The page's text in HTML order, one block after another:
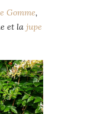
Gomme,
et la jupe